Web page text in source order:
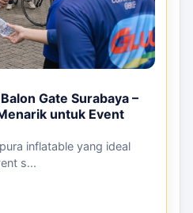
Gate Surabaya –
untuk Event
inflatable yang ideal
s...